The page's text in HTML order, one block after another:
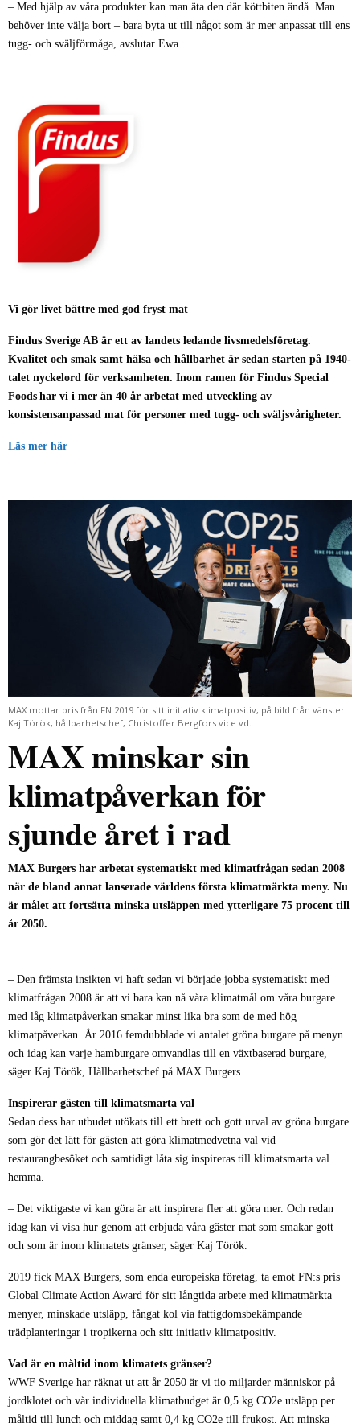
– Med hjälp av våra produkter kan man äta den där köttbiten ändå. Man
behöver inte välja bort – bara byta ut till något som är mer anpassat till ens
tugg- och sväljförmåga, avslutar Ewa.
Vi gör livet bättre med god fryst mat
Findus Sverige AB är ett av landets ledande livsmedelsföretag.
Kvalitet och smak samt hälsa och hållbarhet är sedan starten på 1940-
talet nyckelord för verksamheten. Inom ramen för Findus Special
Foods har vi i mer än 40 år arbetat med utveckling av
konsistensanpassad mat för personer med tugg- och sväljsvårigheter.
Läs mer här
MAX mottar pris från FN 2019 för sitt initiativ klimatpositiv, på bild från vänster
Kaj Török, hållbarhetschef, Christoffer Bergfors vice vd.
MAX minskar sin
klimatpåverkan för
sjunde året i rad
MAX Burgers har arbetat systematiskt med klimatfrågan sedan 2008
när de bland annat lanserade världens första klimatmärkta meny. Nu
är målet att fortsätta minska utsläppen med ytterligare 75 procent till
år 2050.
– Den främsta insikten vi haft sedan vi började jobba systematiskt med
klimatfrågan 2008 är att vi bara kan nå våra klimatmål om våra burgare
med låg klimatpåverkan smakar minst lika bra som de med hög
klimatpåverkan. År 2016 femdubblade vi antalet gröna burgare på menyn
och idag kan varje hamburgare omvandlas till en växtbaserad burgare,
säger Kaj Török, Hållbarhetschef på MAX Burgers.
Inspirerar gästen till klimatsmarta val
Sedan dess har utbudet utökats till ett brett och gott urval av gröna burgare
som gör det lätt för gästen att göra klimatmedvetna val vid
restaurangbesöket och samtidigt låta sig inspireras till klimatsmarta val
hemma.
– Det viktigaste vi kan göra är att inspirera fler att göra mer. Och redan
idag kan vi visa hur genom att erbjuda våra gäster mat som smakar gott
och som är inom klimatets gränser, säger Kaj Török.
2019 fick MAX Burgers, som enda europeiska företag, ta emot FN:s pris
Global Climate Action Award för sitt långtida arbete med klimatmärkta
menyer, minskade utsläpp, fångat kol via fattigdomsbekämpande
trädplanteringar i tropikerna och sitt initiativ klimatpositiv.
Vad är en måltid inom klimatets gränser?
WWF Sverige har räknat ut att år 2050 är vi tio miljarder människor på
jordklotet och vår individuella klimatbudget är 0,5 kg CO2e utsläpp per
måltid till lunch och middag samt 0,4 kg CO2e till frukost. Att minska